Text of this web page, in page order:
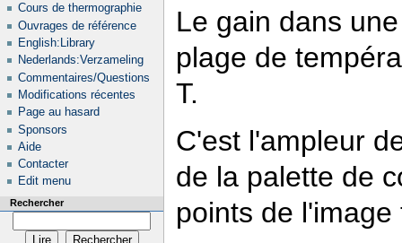
Le gain dans
plage de
T.
C'est l'ampleur
de la palette de
points de
Cours de thermographie
Ouvrages de référence
English:Library
Nederlands:Verzameling
Commentaires/Questions
Modifications récentes
Page au hasard
Sponsors
Aide
Contacter
Edit menu
Rechercher